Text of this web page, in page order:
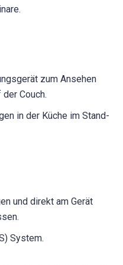
zum Ansehen
Couch.
in der Küche im Stand-
und direkt am Gerät
System.